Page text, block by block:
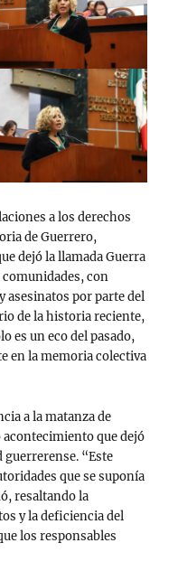
a los derechos
de Guerrero,
dejó la llamada Guerra
con
asesinatos por parte del
de la historia reciente,
es un eco del pasado,
en la memoria colectiva
a la matanza de
acontecimiento que dejó
guerrerense. “Este
que se suponía
resaltando la
y la deficiencia del
los responsables